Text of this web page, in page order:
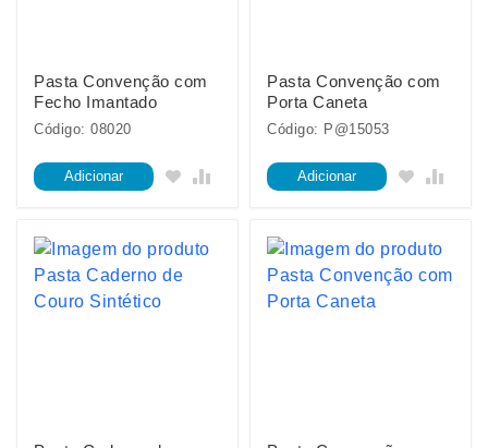
Pasta Convenção com
Fecho Imantado
Código: 08020
Adicionar
Pasta Convenção com
Porta Caneta
Código: P@15053
Adicionar